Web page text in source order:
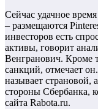
Сейчас удачное
– размещаются
инвесторов есть
активы, говорит
Венгранович. Кроме
санкций, отмечает
называет страновой,
стороны Сбербанка,
сайта Rabota.ru.